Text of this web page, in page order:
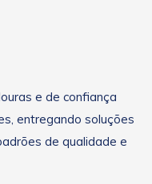
e de confiança
entregando soluções
de qualidade e